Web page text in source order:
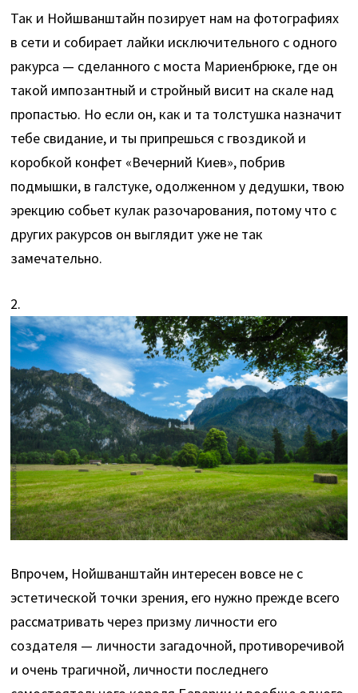
Так и Нойшванштайн позирует нам на фотографиях
в сети и собирает лайки исключительного с одного
ракурса — сделанного с моста Мариенбрюке, где он
такой импозантный и стройный висит на скале над
пропастью. Но если он, как и та толстушка назначит
тебе свидание, и ты припрешься с гвоздикой и
коробкой конфет «Вечерний Киев», побрив
подмышки, в галстуке, одолженном у дедушки, твою
эрекцию собьет кулак разочарования, потому что с
других ракурсов он выглядит уже не так
замечательно.
2.
Впрочем, Нойшванштайн интересен вовсе не с
эстетической точки зрения, его нужно прежде всего
рассматривать через призму личности его
создателя — личности загадочной, противоречивой
и очень трагичной, личности последнего